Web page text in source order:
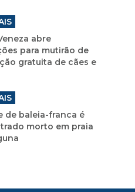
abre
para mutirão de
gratuita de cães e
de baleia-franca é
morto em praia